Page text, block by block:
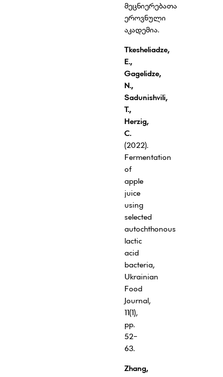
მეცნიერებათა
ეროვნული
აკადემია.
Tkesheliadze,
E.,
Gagelidze,
N.,
Sadunishvili,
T.,
Herzig,
C.
(2022).
Fermentation
of
apple
juice
using
selected
autochthonous
lactic
acid
bacteria,
Ukrainian
Food
Journal,
11(1),
pp.
52-
63.
Zhang,